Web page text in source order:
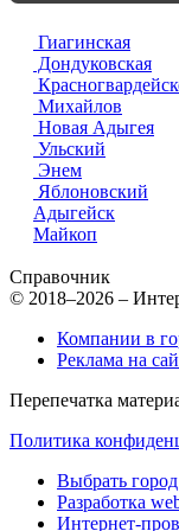
Гиагинская
Дондуковская
Михайлов
Новая Адыгея
Ульский
Энем
Яблоновский
Адыгейск
Майкоп
Справочник
© 2018–2026 –
Компании в
Реклама на
Перепечатка
Политика
Выбрать город
Разработка
Интернет-